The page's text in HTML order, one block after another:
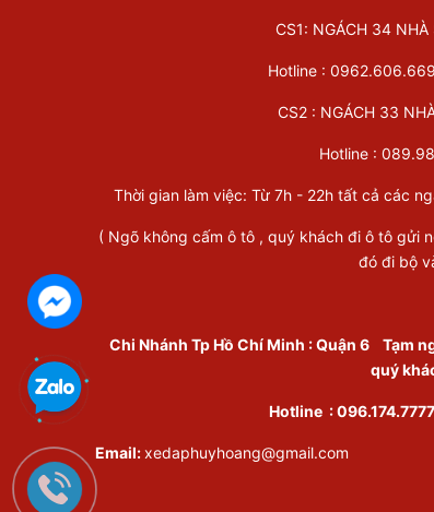
CS1: NGÁCH 34
Hotline :
CS2 : NGÁCH 33
Hotline :
Thời gian làm việc: Từ 7h - 22h tất cả các
( Ngõ không cấm ô tô , quý khách đi ô tô gửi
đó đi bộ
Chi Nhánh Tp Hồ Chí Minh :Quận 6 Tạm
quý
Hotline :096.174.7777
Email:xedaphuyhoang@gmail.com